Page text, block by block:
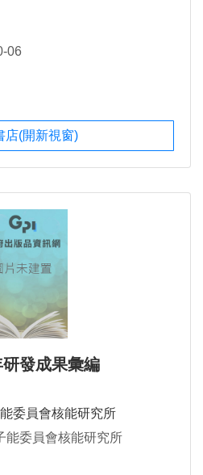
06
店(開新視窗)
發成果彙編
委員會核能研究所
能委員會核能研究所